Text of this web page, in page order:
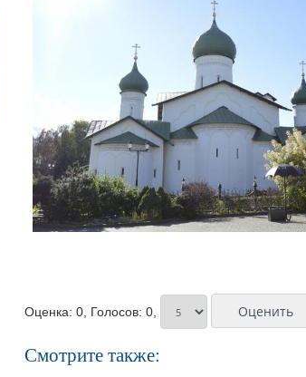
Оценка: 0, Голосов: 0,
Смотрите также: